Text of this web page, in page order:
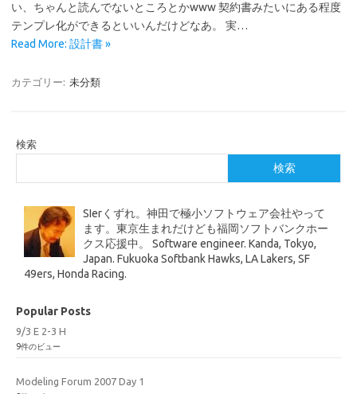
い、ちゃんと読んでないところとかwww 契約書みたいにある程度
テンプレ化ができるといいんだけどなあ。 実…
Read More: 設計書 »
カテゴリー: 未分類
検索
検索
SIerくずれ。神田で極小ソフトウェア会社やって
ます。東京生まれだけども福岡ソフトバンクホー
クス応援中。 Software engineer. Kanda, Tokyo,
Japan. Fukuoka Softbank Hawks, LA Lakers, SF
49ers, Honda Racing.
Popular Posts
9/3 E 2-3 H
9件のビュー
Modeling Forum 2007 Day 1